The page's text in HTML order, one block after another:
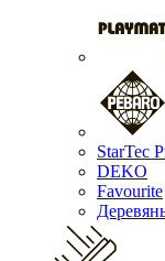
StarTec
DEKO
Favourite